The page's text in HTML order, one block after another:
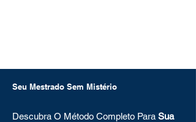
Seu Mestrado Sem Mistério
Descubra O Método Completo Para Sua